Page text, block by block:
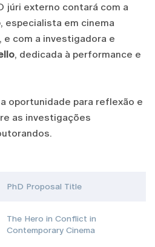
júri externo contará com a
, especialista em cinema
com a investigadora e
, dedicada à performance e
oportunidade para reflexão e
as investigações
PhD Proposal Title
The Hero in Conflict in
Contemporary Cinema